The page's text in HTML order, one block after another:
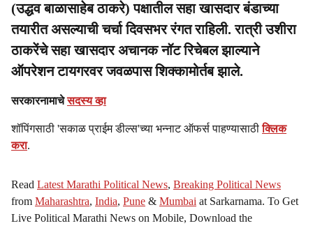
(उद्धव बाळासाहेब ठाकरे) पक्षातील सहा खासदार बंडाच्या
तयारीत असल्याची चर्चा दिवसभर रंगत राहिली. रात्री उशीरा
ठाकरेंचे सहा खासदार अचानक नॉट रिचेबल झाल्याने
ऑपरेशन टायगरवर जवळपास शिक्कामोर्तब झाले.
सरकारनामाचेसदस्य व्हा
शॉपिंगसाठी 'सकाळ प्राईम डील्स'च्या भन्नाट ऑफर्स पाहण्यासाठीक्लिक
करा.
Read Latest Marathi Political News, Breaking Political News
from Maharashtra, India, Pune & Mumbai at Sarkarnama. To Get
Live Political Marathi News on Mobile, Download the